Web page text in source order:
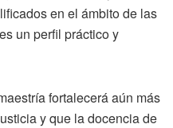
en el ámbito de las
un perfil práctico y
fortalecerá aún más
y que la docencia de